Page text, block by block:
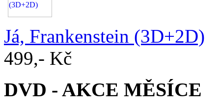
Já, Frankenstein (3D+2D)
499,- Kč
DVD - AKCE MĚSÍCE